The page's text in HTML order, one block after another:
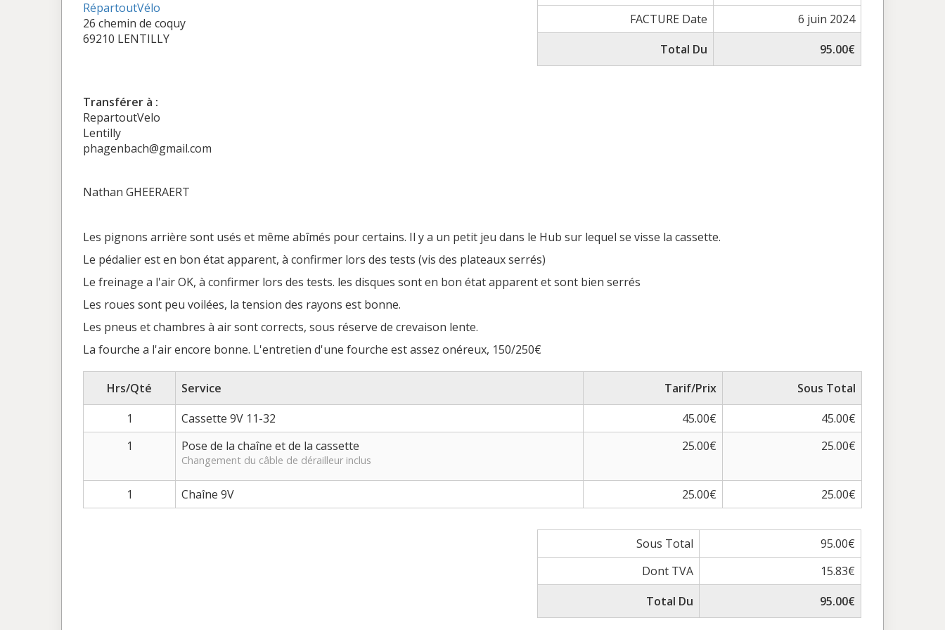
RépartoutVélo
26 chemin de coquy
69210 LENTILLY
FACTURE Date
6 juin 2024
Total Du
95.00€
Transférer à :
RepartoutVelo
Lentilly
phagenbach@gmail.com
Nathan GHEERAERT
Les pignons arrière sont usés et même abîmés pour certains. Il y a un petit jeu dans le Hub sur lequel se visse la cassette.
Le pédalier est en bon état apparent, à confirmer lors des tests (vis des plateaux serrés)
Le freinage a l'air OK, à confirmer lors des tests. les disques sont en bon état apparent et sont bien serrés
Les roues sont peu voilées, la tension des rayons est bonne.
Les pneus et chambres à air sont corrects, sous réserve de crevaison lente.
La fourche a l'air encore bonne. L'entretien d'une fourche est assez onéreux, 150/250€
Hrs/Qté Service Tarif/Prix
Sous Total
1
Cassette 9V 11-32 45.00€
45.00€
1
Pose de la chaîne et de la cassette
Changement du câble de dérailleur inclus
25.00€ 25.00€
1 Chaîne 9V 25.00€ 25.00€
Sous Total
95.00€
Dont TVA
15.83€
Total Du
95.00€